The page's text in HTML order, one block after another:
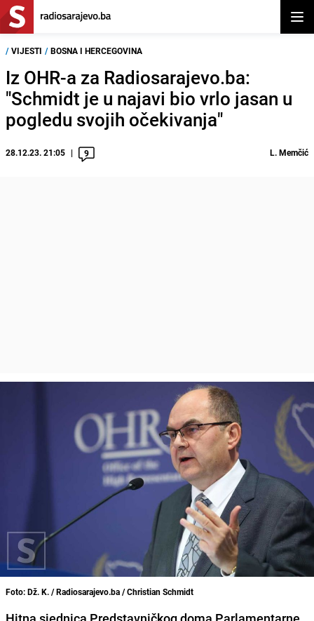
/ VIJESTI / BOSNA I HERCEGOVINA
Iz OHR-a za Radiosarajevo.ba:
"Schmidt je u najavi bio vrlo jasan u
pogledu svojih očekivanja"
28.12.23. 21:05 9 L. Memčić
Foto: Dž. K. / Radiosarajevo.ba / Christian Schmidt